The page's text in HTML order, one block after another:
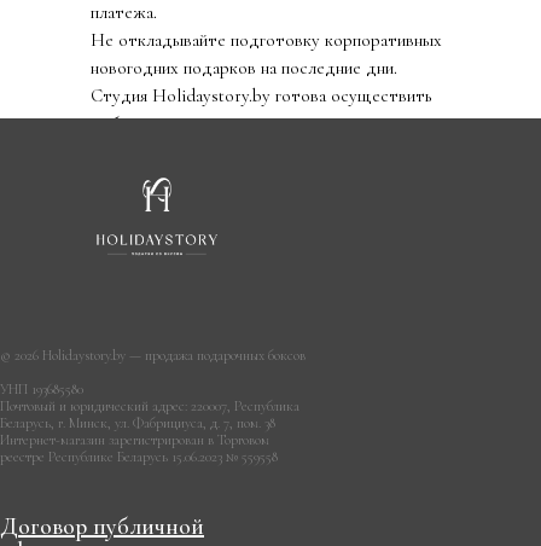
платежа.
Не откладывайте подготовку корпоративных
новогодних подарков на последние дни.
Студия Holidaystory.by готова осуществить
любые ваши идеи.
© 2026 Holidaystory.by — продажа подарочных боксов
УНП 193685580
Почтовый и юридический адрес: 220007, Республика
Беларусь, г. Минск, ул. Фабрициуса, д. 7, пом. 38
Интернет-магазин зарегистрирован в Торговом
реестре Республике Беларусь 15.06.2023 № 559558
Договор публичной